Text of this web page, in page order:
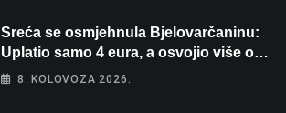
Sreća se osmjehnula Bjelovarčaninu:
Uplatio samo 4 eura, a osvojio više od
80 tisuća eura
8. KOLOVOZA 2026.